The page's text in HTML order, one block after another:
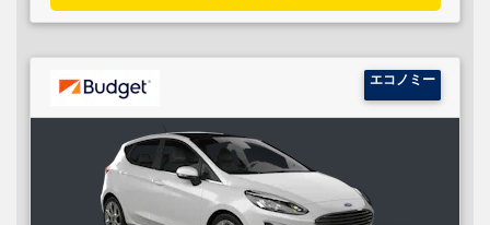
エコノミー